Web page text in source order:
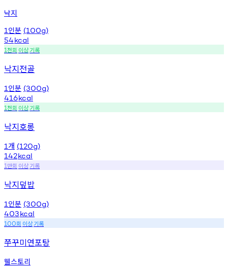
낙지
1 인분 (100g)
54kcal
1천회 이상기록
낙지전골
1 인분 (300g)
416kcal
1천회 이상기록
낙지호롱
1 개 (120g)
142kcal
1 만회 이상기록
낙지덮밥
1 인분 (300g)
403kcal
100회 이상기록
쭈꾸미연포탕
웰스토리